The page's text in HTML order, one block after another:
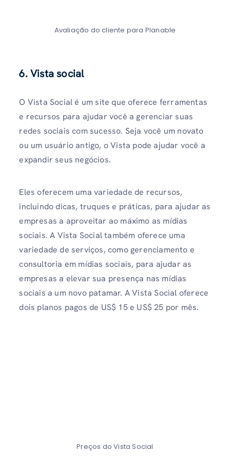
Avaliação do cliente para Planable
6. Vista social
O Vista Social é um site que oferece ferramentas
e recursos para ajudar você a gerenciar suas
redes sociais com sucesso. Seja você um novato
ou um usuário antigo, o Vista pode ajudar você a
expandir seus negócios.
Eles oferecem uma variedade de recursos,
incluindo dicas, truques e práticas, para ajudar as
empresas a aproveitar ao máximo as mídias
sociais. A Vista Social também oferece uma
variedade de serviços, como gerenciamento e
consultoria em mídias sociais, para ajudar as
empresas a elevar sua presença nas mídias
sociais a um novo patamar. A Vista Social oferece
dois planos pagos de US$ 15 e US$ 25 por mês.
Preços do Vista Social